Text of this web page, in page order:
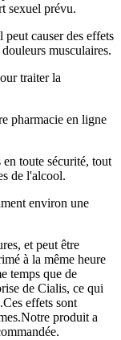
sexuel prévu.
causer des effets
musculaires.
traiter la
pharmacie en ligne
toute sécurité, tout
de l'alcool.
environ une
et peut être
à la même heure
temps que de
de Cialis, ce qui
effets sont
produit a